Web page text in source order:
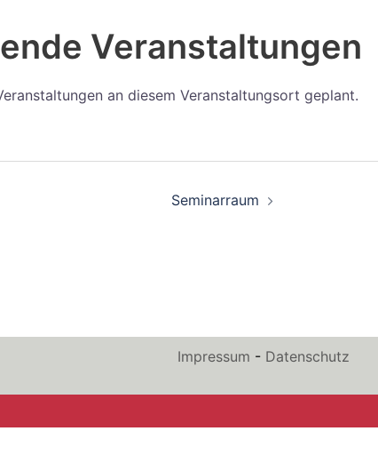
Veranstaltungen
an diesem Veranstaltungsort geplant.
Seminarraum
Impressum - Datenschutz